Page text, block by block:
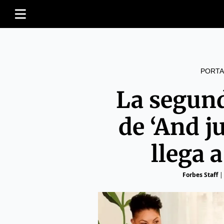
La
de ‘And
llega
Forbes Staff|